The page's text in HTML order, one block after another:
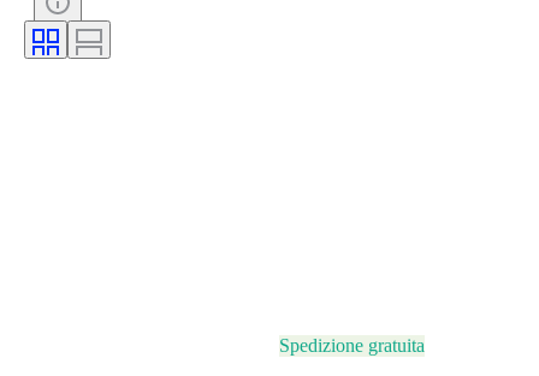
Sovrano/epoca
Artista
Spedizione gratuita